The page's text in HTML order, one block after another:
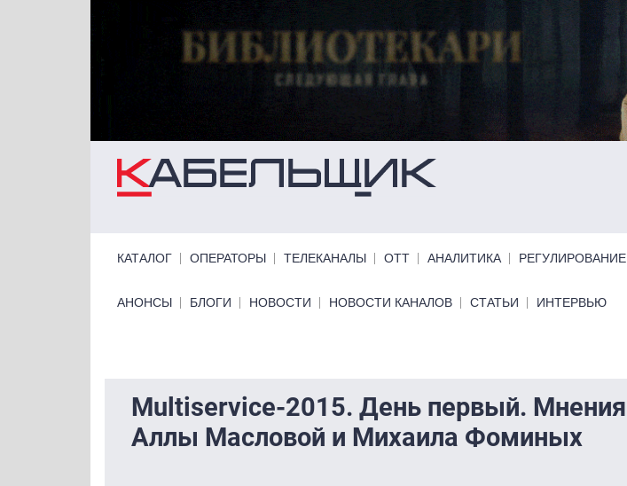
КАТАЛОГ ОПЕРАТОРЫ ТЕЛЕКАНАЛЫ ОТТ АНАЛИТИКА РЕГУЛИРОВАНИЕ
Primary links bottom
АНОНСЫ БЛОГИ НОВОСТИ НОВОСТИ КАНАЛОВ СТАТЬИ ИНТЕРВЬЮ
Multiservice-2015. День первый. Мнения
Аллы Масловой и Михаила Фоминых